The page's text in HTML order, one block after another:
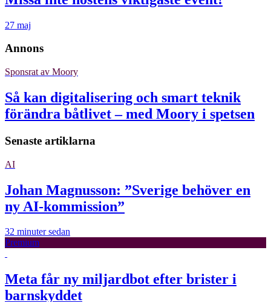
27 maj
Annons
Sponsrat av Moory
Så kan digitalisering och smart teknik
förändra båtlivet – med Moory i spetsen
Senaste artiklarna
AI
Johan Magnusson: ”Sverige behöver en
ny AI-kommission”
32 minuter sedan
Premium
Meta får ny miljardbot efter brister i
barnskyddet